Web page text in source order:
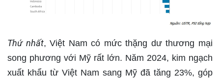
Thứ nhất, Việt Nam có mức thặng dư thương mại
song phương với Mỹ rất lớn. Năm 2024, kim ngạch
xuất khẩu từ Việt Nam sang Mỹ đã tăng 23%, góp